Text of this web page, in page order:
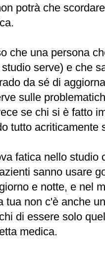
potrà che
che una persona
serve) e che
da sé di
sulle
se chi si è fatto
tutto acriticamente
fatica nello studio
sanno usare
e notte, e nel
tua non c'è anche
di essere solo
medica.